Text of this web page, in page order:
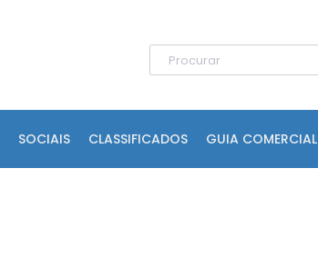
SOCIAIS CLASSIFICADOS GUIA COMERCIAL